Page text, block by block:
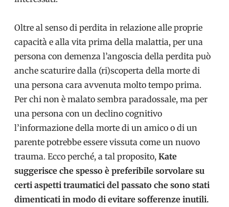
Oltre al senso di perdita in relazione alle proprie
capacità e alla vita prima della malattia, per una
persona con demenza l’angoscia della perdita può
anche scaturire dalla (ri)scoperta della morte di
una persona cara avvenuta molto tempo prima.
Per chi non è malato sembra paradossale, ma per
una persona con un declino cognitivo
l’informazione della morte di un amico o di un
parente potrebbe essere vissuta come un nuovo
trauma. Ecco perché, a tal proposito, Kate
suggerisce che spesso è preferibile sorvolare su
certi aspetti traumatici del passato che sono stati
dimenticati in modo di evitare sofferenze inutili.